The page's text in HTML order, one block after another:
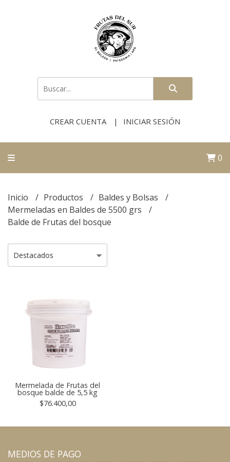
CREAR CUENTA INICIAR SESIÓN
0
Inicio Productos
Baldes y Bolsas
Mermeladas en Baldes de 5500 grs
Balde de Frutas del bosque
Mermelada de Frutas del
bosque balde de 5,5 kg
$76.400,00
MEDIOS DE PAGO